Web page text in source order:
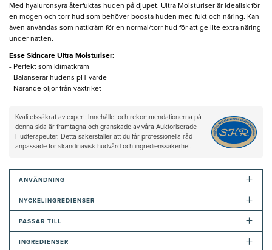
Med hyaluronsyra återfuktas huden på djupet. Ultra Moisturiser är idealisk för
en mogen och torr hud som behöver boosta huden med fukt och näring. Kan
även användas som nattkräm för en normal/torr hud för att ge lite extra näring
under natten.
Esse Skincare Ultra Moisturiser:
- Perfekt som klimatkräm
- Balanserar hudens pH-värde
- Närande oljor från växtriket
Kvalitetssäkrat av expert: Innehållet och rekommendationerna på
denna sida är framtagna och granskade av våra Auktoriserade
Hudterapeuter. Detta säkerställer att du får professionella råd
anpassade för skandinavisk hudvård och ingredienssäkerhet.
ANVÄNDNING +
NYCKELINGREDIENSER +
PASSAR TILL +
INGREDIENSER +